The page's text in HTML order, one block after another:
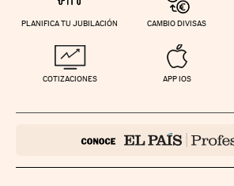
PLANIFICA TU JUBILACIÓN CAMBIO DIVISAS
COTIZACIONES APP IOS